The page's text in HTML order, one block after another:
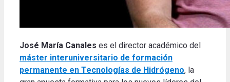
José María Canales es el director académico del
máster interuniversitario de formación
permanente en Tecnologías de Hidrógeno, la